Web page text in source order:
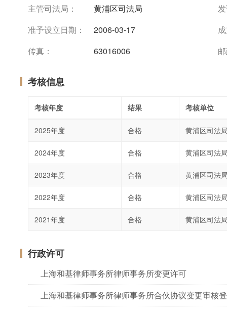
主管司法局：
黄浦区司法局
准予设立日期：
2006-03-17
传真：
63016006
考核信息
考核年度 结果 考核单位
2025年度 合格 黄浦区司法
2024年度 合格 黄浦区司法
2023年度 合格 黄浦区司法
2022年度 合格 黄浦区司法
2021年度 合格 黄浦区司法
行政许可
上海和基律师事务所律师事务所变更许可
上海和基律师事务所律师事务所合伙协议变更审核